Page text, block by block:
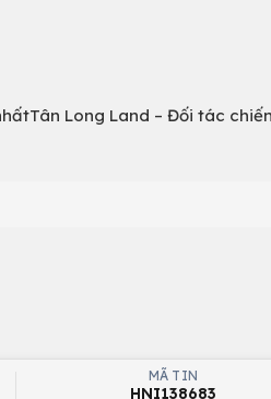
Long Land – Đối tác
MÃ TIN
HNI138683